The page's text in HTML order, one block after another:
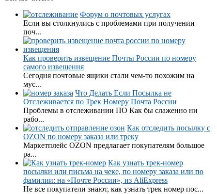
Форум о почтовых услугах
Если вы столкнулись с проблемами при получении
поч...
Как проверить извещение Почты России по номеру
самого извещения
Сегодня почтовые ящики стали чем-то похожим на
мус...
Что Делать Если Посылка не
Отслеживается по Трек Номеру Почта России
Проблемы в отслеживании ПО Как бы слаженно ни
рабо...
Как отследить посылку с
OZON по номеру заказа или треку
Маркетплейс OZON предлагает покупателям большое
ра...
Как узнать трек-номер
посылки или письма на чеке, по номеру заказа или по
фамилии: на «Почте России», из AliExpress
Не все покупатели знают, как узнать трек номер пос...